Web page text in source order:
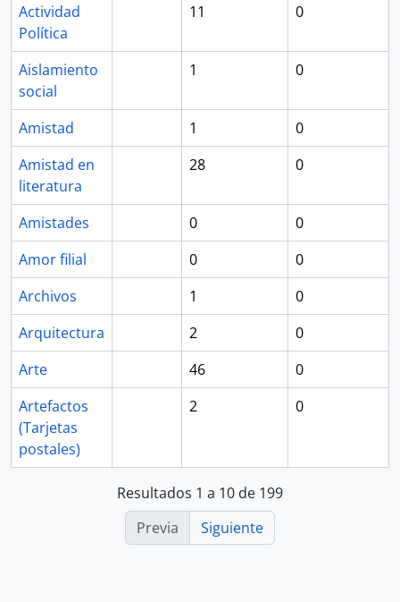
Actividad
Política
11 0
Aislamiento
social
1 0
Amistad 1
0
Amistad en
literatura
28 0
Amistades 0
0
Amor filial
0
0
Archivos
1
0
Arquitectura
2
0
Arte
46
0
Artefactos
(Tarjetas
postales)
2 0
Resultados 1 a 10 de 199
Previa
Siguiente